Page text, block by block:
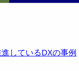
しているDXの事例